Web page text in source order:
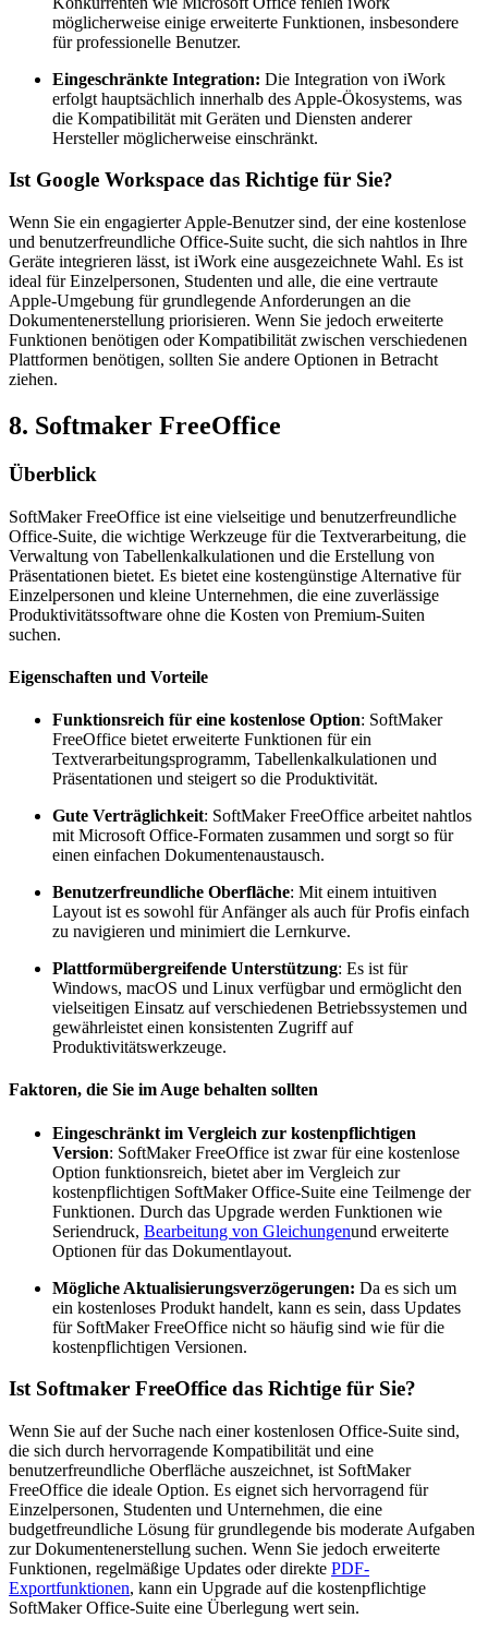
möglicherweise einige erweiterte Funktionen, insbesondere
für professionelle Benutzer.
Eingeschränkte Integration: Die Integration von iWork
erfolgt hauptsächlich innerhalb des Apple-Ökosystems, was
die Kompatibilität mit Geräten und Diensten anderer
Hersteller möglicherweise einschränkt.
Ist Google Workspace das Richtige für Sie?
Wenn Sie ein engagierter Apple-Benutzer sind, der eine kostenlose
und benutzerfreundliche Office-Suite sucht, die sich nahtlos in Ihre
Geräte integrieren lässt, ist iWork eine ausgezeichnete Wahl. Es ist
ideal für Einzelpersonen, Studenten und alle, die eine vertraute
Apple-Umgebung für grundlegende Anforderungen an die
Dokumentenerstellung priorisieren. Wenn Sie jedoch erweiterte
Funktionen benötigen oder Kompatibilität zwischen verschiedenen
Plattformen benötigen, sollten Sie andere Optionen in Betracht
ziehen.
8. Softmaker FreeOffice
Überblick
SoftMaker FreeOffice ist eine vielseitige und benutzerfreundliche
Office-Suite, die wichtige Werkzeuge für die Textverarbeitung, die
Verwaltung von Tabellenkalkulationen und die Erstellung von
Präsentationen bietet. Es bietet eine kostengünstige Alternative für
Einzelpersonen und kleine Unternehmen, die eine zuverlässige
Produktivitätssoftware ohne die Kosten von Premium-Suiten
suchen.
Eigenschaften und Vorteile
Funktionsreich für eine kostenlose Option: SoftMaker
FreeOffice bietet erweiterte Funktionen für ein
Textverarbeitungsprogramm, Tabellenkalkulationen und
Präsentationen und steigert so die Produktivität.
Gute Verträglichkeit: SoftMaker FreeOffice arbeitet nahtlos
mit Microsoft Office-Formaten zusammen und sorgt so für
einen einfachen Dokumentenaustausch.
Benutzerfreundliche Oberfläche: Mit einem intuitiven
Layout ist es sowohl für Anfänger als auch für Profis einfach
zu navigieren und minimiert die Lernkurve.
Plattformübergreifende Unterstützung: Es ist für
Windows, macOS und Linux verfügbar und ermöglicht den
vielseitigen Einsatz auf verschiedenen Betriebssystemen und
gewährleistet einen konsistenten Zugriff auf
Produktivitätswerkzeuge.
Faktoren, die Sie im Auge behalten sollten
Eingeschränkt im Vergleich zur kostenpflichtigen
Version: SoftMaker FreeOffice ist zwar für eine kostenlose
Option funktionsreich, bietet aber im Vergleich zur
kostenpflichtigen SoftMaker Office-Suite eine Teilmenge der
Funktionen. Durch das Upgrade werden Funktionen wie
Seriendruck, Bearbeitung von Gleichungenund erweiterte
Optionen für das Dokumentlayout.
Mögliche Aktualisierungsverzögerungen: Da es sich um
ein kostenloses Produkt handelt, kann es sein, dass Updates
für SoftMaker FreeOffice nicht so häufig sind wie für die
kostenpflichtigen Versionen.
Ist Softmaker FreeOffice das Richtige für Sie?
Wenn Sie auf der Suche nach einer kostenlosen Office-Suite sind,
die sich durch hervorragende Kompatibilität und eine
benutzerfreundliche Oberfläche auszeichnet, ist SoftMaker
FreeOffice die ideale Option. Es eignet sich hervorragend für
Einzelpersonen, Studenten und Unternehmen, die eine
budgetfreundliche Lösung für grundlegende bis moderate Aufgaben
zur Dokumentenerstellung suchen. Wenn Sie jedoch erweiterte
Funktionen, regelmäßige Updates oder direkte PDF-
Exportfunktionen, kann ein Upgrade auf die kostenpflichtige
SoftMaker Office-Suite eine Überlegung wert sein.